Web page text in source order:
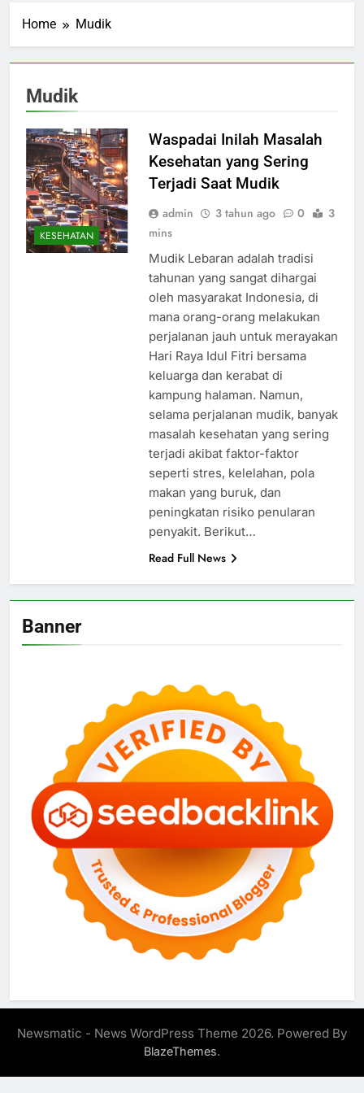
Home Mudik
Mudik
KESEHATAN
Waspadai Inilah Masalah
Kesehatan yang Sering
Terjadi Saat Mudik
admin 3 tahun ago 0
3
mins
Mudik Lebaran adalah tradisi
tahunan yang sangat dihargai
oleh masyarakat Indonesia, di
mana orang-orang melakukan
perjalanan jauh untuk merayakan
Hari Raya Idul Fitri bersama
keluarga dan kerabat di
kampung halaman. Namun,
selama perjalanan mudik, banyak
masalah kesehatan yang sering
terjadi akibat faktor-faktor
seperti stres, kelelahan, pola
makan yang buruk, dan
peningkatan risiko penularan
penyakit. Berikut…
Read Full News
Banner
Newsmatic - News WordPress Theme 2026. Powered By
BlazeThemes.